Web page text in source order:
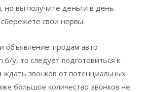
но вы получите деньги в день
свои нервы.
объявление: продам авто
б/у, то следует подготовиться к
ждать звонков от потенциальных
большое количество звонков не